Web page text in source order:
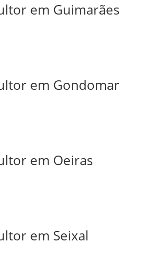
em Guimarães
em Gondomar
em Oeiras
em Seixal